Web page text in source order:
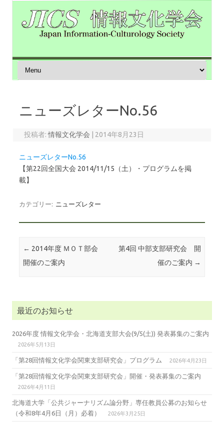
コンテンツへスキップ
ニューズレターNo.56
投稿者:情報文化学会 2014年8月23日
ニューズレターNo.56
【第22回全国大会 2014/11/15（土）・プログラムを掲
載】
カテゴリー: ニューズレター
投稿ナビゲーション
← 2014年度 ＭＯＴ部会
開催のご案内
第4回 中部支部研究会 開
催のご案内 →
最近のお知らせ
2026年度 情報文化学会・北海道支部大会(9/5(土)) 発表募集のご案内
2026年5月13日
「第28回情報文化学会関東支部研究会」プログラム 2026年4月23日
「第28回情報文化学会関東支部研究会」開催・発表募集のご案内
2026年4月11日
北海道大学「公共ジャーナリズム論分野」専任教員公募のお知らせ
（令和8年4月6日（月）必着）
2026年3月25日